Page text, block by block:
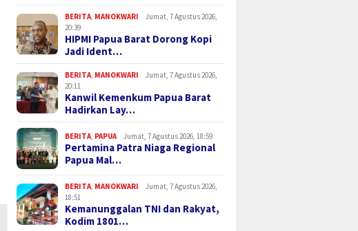
BERITA MANOKWARI
Jumat, 7 Agustus 2026,
20:39
HIPMI Papua Barat Dorong Kopi
Jadi Ident…
BERITA MANOKWARI
Jumat, 7 Agustus 2026,
20:11
Kanwil Kemenkum Papua Barat
Hadirkan Lay…
BERITA PAPUA Jumat, 7 Agustus 2026, 18:59
Pertamina Patra Niaga Regional
Papua Mal…
BERITA MANOKWARI
Jumat, 7 Agustus 2026,
18:51
Kemanunggalan TNI dan Rakyat,
Kodim 1801…